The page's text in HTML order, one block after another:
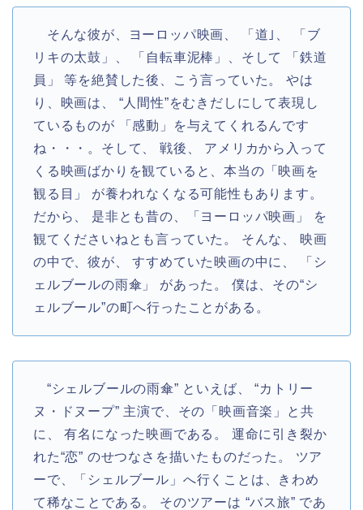
そんな彼が、ヨーロッパ映画、 「道｣、 「ブ
リキの太鼓」、 「自転車泥棒」、そして 「鉄道
員」 等を絶賛した後、こう言っていた。 やは
り、映画は、 “人間性”をむきだしにして表現し
ているものが 「感動」を与えてくれるんです
ね・・・。そして、 戦後、 アメリカから入って
くる映画ばかりを観ていると、本当の「映画を
観る目」 が養われなくなる可能性もあります。
だから、 是非とも昔の、「ヨーロッパ映画」 を
観てくださいねとも言っていた。 そんな、 映画
の中で、彼が、 すすめていた映画の中に、 「シ
ェルブールの雨傘」 があった。 僕は、その“シ
ェルブール”の町へ行ったことがある。
“シェルブールの雨傘” といえば、 “カトリー
ヌ・ドヌープ” 主演で、その「映画音楽」と共
に、 有名になった映画である。 運命に引き裂か
れた“恋” のせつなさを描いたものだった。 ツア
ーで、「シェルブール」へ行くことは、きわめ
て稀なことである。 そのツアーは “バス旅” であ